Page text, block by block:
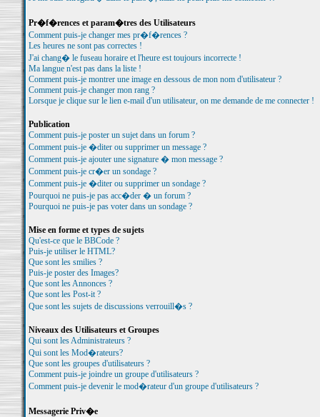
Pr�f�rences et param�tres des Utilisateurs
Comment puis-je changer mes pr�f�rences ?
Les heures ne sont pas correctes !
J'ai chang� le fuseau horaire et l'heure est toujours incorrecte !
Ma langue n'est pas dans la liste !
Comment puis-je montrer une image en dessous de mon nom d'utilisateur ?
Comment puis-je changer mon rang ?
Lorsque je clique sur le lien e-mail d'un utilisateur, on me demande de me connecter !
Publication
Comment puis-je poster un sujet dans un forum ?
Comment puis-je �diter ou supprimer un message ?
Comment puis-je ajouter une signature � mon message ?
Comment puis-je cr�er un sondage ?
Comment puis-je �diter ou supprimer un sondage ?
Pourquoi ne puis-je pas acc�der � un forum ?
Pourquoi ne puis-je pas voter dans un sondage ?
Mise en forme et types de sujets
Qu'est-ce que le BBCode ?
Puis-je utiliser le HTML?
Que sont les smilies ?
Puis-je poster des Images?
Que sont les Annonces ?
Que sont les Post-it ?
Que sont les sujets de discussions verrouill�s ?
Niveaux des Utilisateurs et Groupes
Qui sont les Administrateurs ?
Qui sont les Mod�rateurs?
Que sont les groupes d'utilisateurs ?
Comment puis-je joindre un groupe d'utilisateurs ?
Comment puis-je devenir le mod�rateur d'un groupe d'utilisateurs ?
Messagerie Priv�e